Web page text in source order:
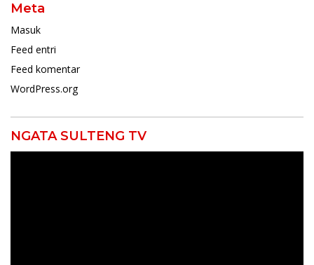
Meta
Masuk
Feed entri
Feed komentar
WordPress.org
NGATA SULTENG TV